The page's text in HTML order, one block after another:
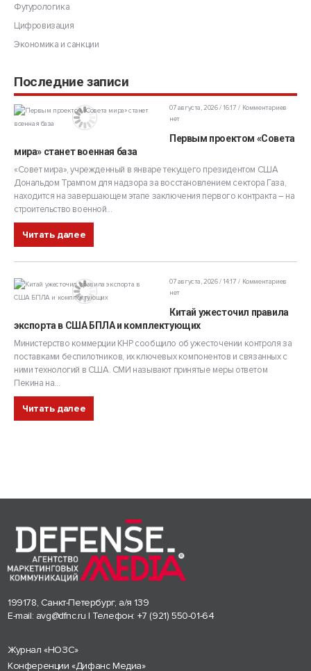
Футурологика
Цифровизация
Экономика и санкции
Последние записи
07 августа, 2026 / 16:17
Комментариев
нет
Первым проектом «Совета
мира» станет военная база
«Совет мира», учрежденный в январе текущего президентом США
Дональдом Трампом для надзора за восстановлением сектора Газа,
находится на завершающем этапе заключения первого контракта – на
строительство военной...
Читать далее
07 августа, 2026 / 14:17
Комментариев
нет
Китай ужесточил правила
экспорта в США БПЛА и комплектующих
Министерство коммерции КНР сообщило об ужесточении контроля за
поставками беспилотников, их ключевых компонентов и связанных с
ними технологий в США. СМИ называют принятые меры ответом
Пекина на...
Читать далее
199178, Санкт-Петербург, а/я 139
E-mail: avg@dfnc.ru | Телефон: +7 (921) 550-01-64
Журнал «НОЗС»
Конференции «Дифанс Медиа»